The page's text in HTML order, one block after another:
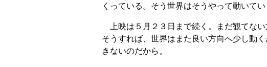
くっている。そう世界はそうやって動いてい
上映は５月２３日まで続く。まだ観てない
そうすれば、世界はまた良い方向へ少し動
きないのだから。